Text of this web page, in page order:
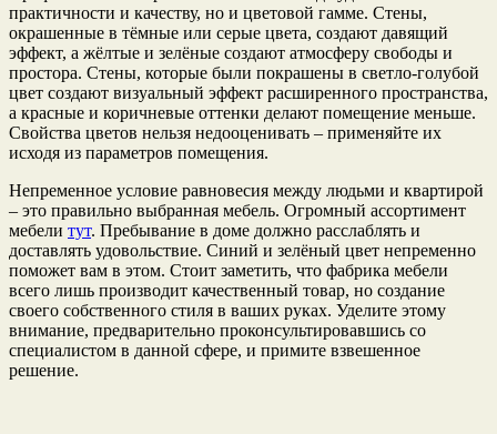
практичности и качеству, но и цветовой гамме. Стены,
окрашенные в тёмные или серые цвета, создают давящий
эффект, а жёлтые и зелёные создают атмосферу свободы и
простора. Стены, которые были покрашены в светло-голубой
цвет создают визуальный эффект расширенного пространства,
а красные и коричневые оттенки делают помещение меньше.
Свойства цветов нельзя недооценивать – применяйте их
исходя из параметров помещения.
Непременное условие равновесия между людьми и квартирой
– это правильно выбранная мебель. Огромный ассортимент
мебели тут. Пребывание в доме должно расслаблять и
доставлять удовольствие. Синий и зелёный цвет непременно
поможет вам в этом. Стоит заметить, что фабрика мебели
всего лишь производит качественный товар, но создание
своего собственного стиля в ваших руках. Уделите этому
внимание, предварительно проконсультировавшись со
специалистом в данной сфере, и примите взвешенное
решение.